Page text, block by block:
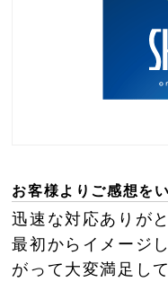
お客様よりご感想を
迅速な対応ありが
最初からイメージ
がって大変満足し